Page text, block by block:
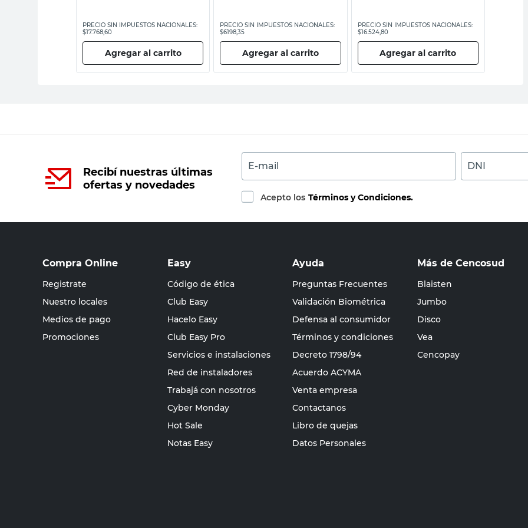
PRECIO SIN IMPUESTOS NACIONALES:
$17.768,60
Agregar al carrito
PRECIO SIN IMPUESTOS NACIONALES:
$6198,35
Agregar al carrito
PRECIO SIN IMPUESTOS NACIONALES:
$16.524,80
Agregar al carrito
Recibí nuestras últimas
ofertas y novedades
E-mail DNI
Acepto los Términos y Condiciones.
Compra Online
Registrate
Nuestro locales
Medios de pago
Promociones
Easy
Código de ética
Club Easy
Hacelo Easy
Club Easy Pro
Servicios e instalaciones
Red de instaladores
Trabajá con nosotros
Cyber Monday
Hot Sale
Notas Easy
Ayuda
Preguntas Frecuentes
Validación Biométrica
Defensa al consumidor
Términos y condiciones
Decreto 1798/94
Acuerdo ACYMA
Venta empresa
Contactanos
Libro de quejas
Datos Personales
Más de Cencosud
Blaisten
Jumbo
Disco
Vea
Cencopay